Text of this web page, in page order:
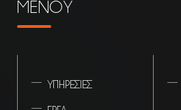
ΜΕΝΟΥ
ΥΠΗΡΕΣΙΕΣ